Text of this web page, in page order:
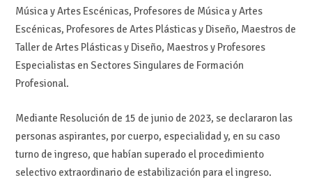
Música y Artes Escénicas, Profesores de Música y Artes
Escénicas, Profesores de Artes Plásticas y Diseño, Maestros de
Taller de Artes Plásticas y Diseño, Maestros y Profesores
Especialistas en Sectores Singulares de Formación
Profesional.
Mediante Resolución de 15 de junio de 2023, se declararon las
personas aspirantes, por cuerpo, especialidad y, en su caso
turno de ingreso, que habían superado el procedimiento
selectivo extraordinario de estabilización para el ingreso.